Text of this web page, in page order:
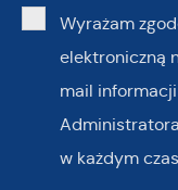
Wyrażam
elektroniczną
mail
w każdym